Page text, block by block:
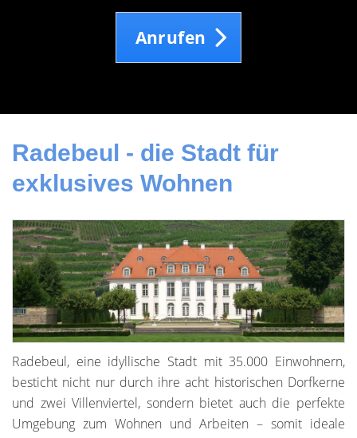
Anrufen
Radebeul - die Stadt für
exklusives Wohnen
Radebeul, eine idyllische Stadt mit 35.000 Einwohnern,
besticht nicht nur durch ihre acht historischen Dorfkerne
und zwei Villenviertel, sondern bietet auch die perfekte
Umgebung zum Wohnen und Arbeiten – somit ideale